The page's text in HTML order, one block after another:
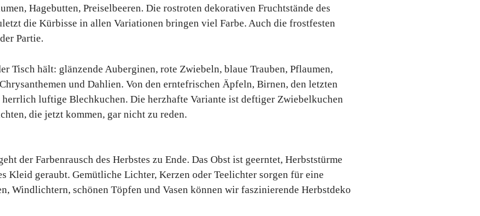
Hagebutten, Preiselbeeren. Die rostroten dekorativen Fruchtstände des
die Kürbisse in allen Variationen bringen viel Farbe. Auch die frostfesten
Partie.
Tisch hält: glänzende Auberginen, rote Zwiebeln, blaue Trauben, Pflaumen,
und Dahlien. Von den erntefrischen Äpfeln, Birnen, den letzten
luftige Blechkuchen. Die herzhafte Variante ist deftiger Zwiebelkuchen
die jetzt kommen, gar nicht zu reden.
der Farbenrausch des Herbstes zu Ende. Das Obst ist geerntet, Herbststürme
Kleid geraubt. Gemütliche Lichter, Kerzen oder Teelichter sorgen für eine
Windlichtern, schönen Töpfen und Vasen können wir faszinierende Herbstdeko